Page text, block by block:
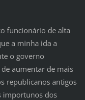
funcionário de alta
a minha ida a
o governo
aumentar de mais
republicanos antigos
importunos dos